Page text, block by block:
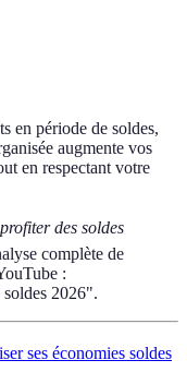
en période de soldes,
augmente vos
en respectant votre
des soldes
complète de
:
soldes 2026".
ses économies soldes